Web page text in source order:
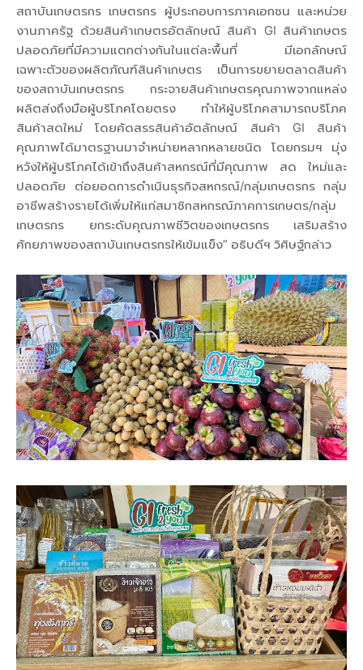
สถาบันเกษตรกร เกษตรกร ผู้ประกอบการภาคเอกชน และหน่วย
งานภาครัฐ ด้วยสินค้าเกษตรอัตลักษณ์ สินค้า GI สินค้าเกษตร
ปลอดภัยที่มีความแตกต่างกันในแต่ละพื้นที่ มีเอกลักษณ์
เฉพาะตัวของผลิตภัณฑ์สินค้าเกษตร เป็นการขยายตลาดสินค้า
ของสถาบันเกษตรกร กระจายสินค้าเกษตรคุณภาพจากแหล่ง
ผลิตส่งถึงมือผู้บริโภคโดยตรง ทำให้ผู้บริโภคสามารถบริโภค
สินค้าสดใหม่ โดยคัดสรรสินค้าอัตลักษณ์ สินค้า GI สินค้า
คุณภาพได้มาตรฐานมาจำหน่ายหลากหลายชนิด โดยกรมฯ มุ่ง
หวังให้ผู้บริโภคได้เข้าถึงสินค้าสหกรณ์ที่มีคุณภาพ สด ใหม่และ
ปลอดภัย ต่อยอดการดำเนินธุรกิจสหกรณ์/กลุ่มเกษตรกร กลุ่ม
อาชีพสร้างรายได้เพิ่มให้แก่สมาชิกสหกรณ์ภาคการเกษตร/กลุ่ม
เกษตรกร ยกระดับคุณภาพชีวิตของเกษตรกร เสริมสร้าง
ศักยภาพของสถาบันเกษตรกรให้เข้มแข็ง” อธิบดีฯ วิศิษฐ์กล่าว